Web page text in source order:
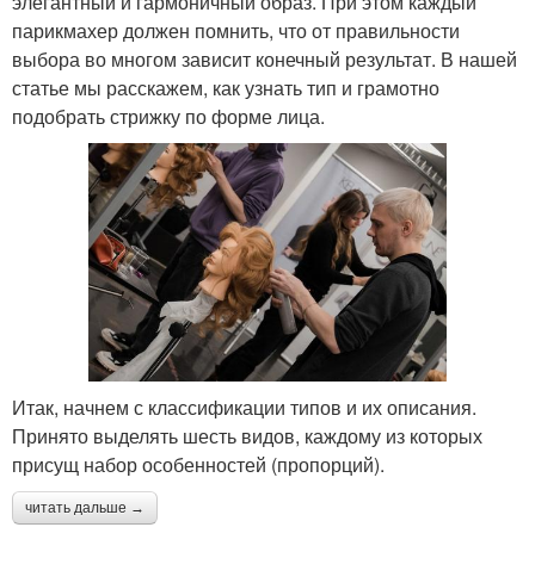
парикмахер должен помнить, что от правильности
выбора во многом зависит конечный результат. В нашей
статье мы расскажем, как узнать тип и грамотно
подобрать стрижку по форме лица.
Итак, начнем с классификации типов и их описания.
Принято выделять шесть видов, каждому из которых
присущ набор особенностей (пропорций).
читать дальше →